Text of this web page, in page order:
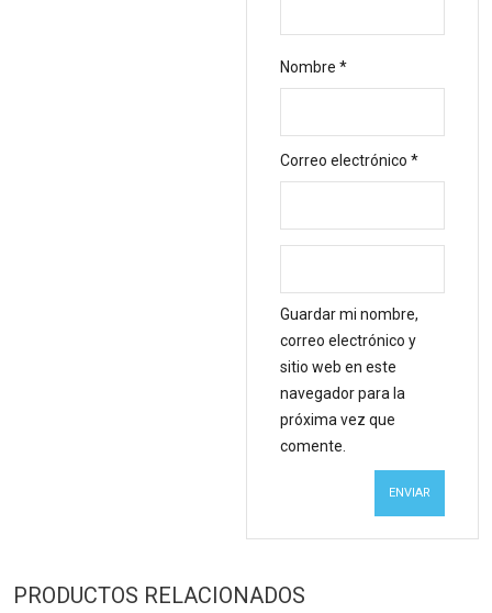
Nombre *
Correo electrónico *
Guardar mi nombre,
correo electrónico y
sitio web en este
navegador para la
próxima vez que
comente.
PRODUCTOS RELACIONADOS